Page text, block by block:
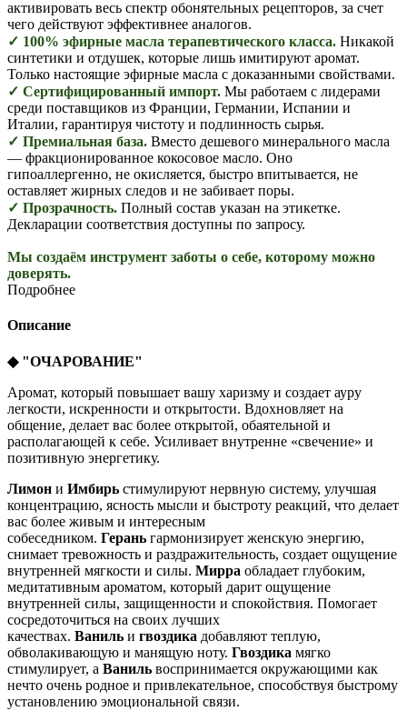
активировать весь спектр обонятельных рецепторов, за счет
чего действуют эффективнее аналогов.
✓ 100% эфирные масла терапевтического класса. Никакой
синтетики и отдушек, которые лишь имитируют аромат.
Только настоящие эфирные масла с доказанными свойствами.
✓ Сертифицированный импорт. Мы работаем с лидерами
среди поставщиков из Франции, Германии, Испании и
Италии, гарантируя чистоту и подлинность сырья.
✓ Премиальная база. Вместо дешевого минерального масла
— фракционированное кокосовое масло. Оно
гипоаллергенно, не окисляется, быстро впитывается, не
оставляет жирных следов и не забивает поры.
✓ Прозрачность. Полный состав указан на этикетке.
Декларации соответствия доступны по запросу.
Мы создаём инструмент заботы о себе, которому можно
доверять.
Подробнее
Описание
◆ "ОЧАРОВАНИЕ"
Аромат, который повышает вашу харизму и создает ауру
легкости, искренности и открытости. Вдохновляет на
общение, делает вас более открытой, обаятельной и
располагающей к себе. Усиливает внутренне «свечение» и
позитивную энергетику.
Лимон и Имбирь стимулируют нервную систему, улучшая
концентрацию, ясность мысли и быстроту реакций, что делает
вас более живым и интересным
собеседником. Герань гармонизирует женскую энергию,
снимает тревожность и раздражительность, создает ощущение
внутренней мягкости и силы. Мирра обладает глубоким,
медитативным ароматом, который дарит ощущение
внутренней силы, защищенности и спокойствия. Помогает
сосредоточиться на своих лучших
качествах. Ваниль и гвоздика добавляют теплую,
обволакивающую и манящую ноту. Гвоздика мягко
стимулирует, а Ваниль воспринимается окружающими как
нечто очень родное и привлекательное, способствуя быстрому
установлению эмоциональной связи.